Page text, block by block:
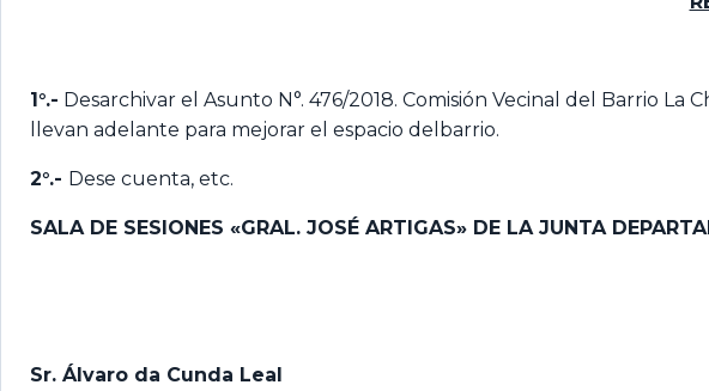
1°.- Desarchivar el Asunto N°. 476/2018. Comisión Vecinal del Barrio
llevan adelante para mejorar el espacio delbarrio.
2°.- Dese cuenta, etc.
SALA DE SESIONES «GRAL. JOSÉ ARTIGAS» DE LA JUNTA
Sr. Álvaro da Cunda Leal